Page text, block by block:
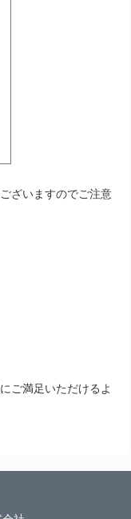
ざいますのでご注意
ご満足いただけるよ